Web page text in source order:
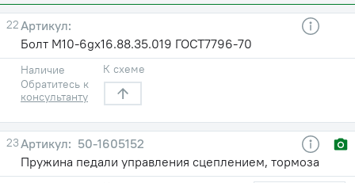
22
Болт М10-6gх16.88.35.019 ГОСТ7796-70
Наличие
Обратитесь к
консультанту
К схеме
23
50-1605152
Пружина педали управления сцеплением, тормоза